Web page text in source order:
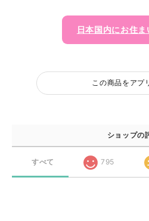
日本国内にお住
この商品をアプ
ショップの
すべて 795